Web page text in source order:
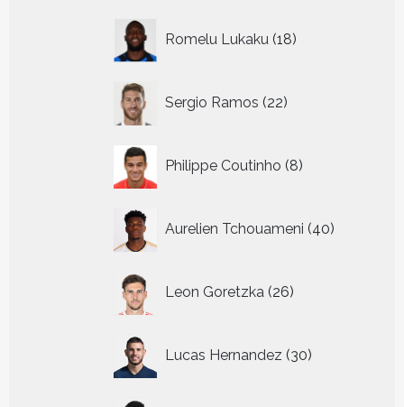
Romelu Lukaku 18
producten
Sergio Ramos 22
producten
Philippe Coutinho 8
producten
Aurelien Tchouameni 40
producten
Leon Goretzka 26
producten
Lucas Hernandez 30
producten